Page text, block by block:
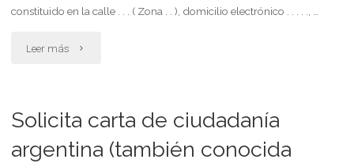
constituido en la calle . . . ( Zona . . ), domicilio electrónico . . . . ., …
Leer más "Solicita
prueba
Solicita carta de ciudadanía
argentina (también conocida